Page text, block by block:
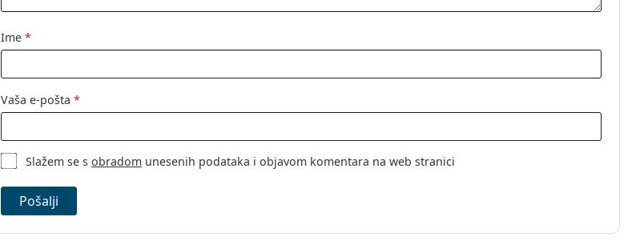
Torične kontaktne leće
Ime *
Vaša e-pošta *
Slažem se sobradom unesenih podataka i objavom komentara na web stranici
Pošalji